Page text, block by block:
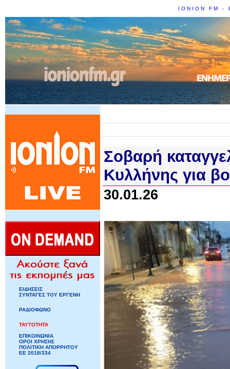
IONION FM -
ΕΙΔΗΣΕΙΣ
ΣΥΝΤΑΓΕΣ ΤΟΥ ΕΡΓΕΝΗ
ΡΑΔΙΟΦΩΝΟ
ΤΑΥΤΟΤΗΤΑ
ΕΠΙΚΟΙΝΩΝΙΑ
ΟΡΟΙ ΧΡΗΣΗΣ
ΠΟΛΙΤΙΚΗ ΑΠΟΡΡΗΤΟΥ
ΕΕ 2018/334
Σοβαρή
Κυλλήνης για
30.01.26